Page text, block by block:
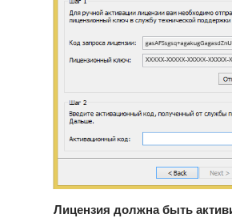
Лицензия должна быть